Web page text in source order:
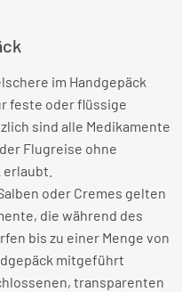
im Handgepäck
feste oder flüssige
sind alle Medikamente
Flugreise ohne
oder Cremes gelten
die während des
bis zu einer Menge von
mitgeführt
transparenten